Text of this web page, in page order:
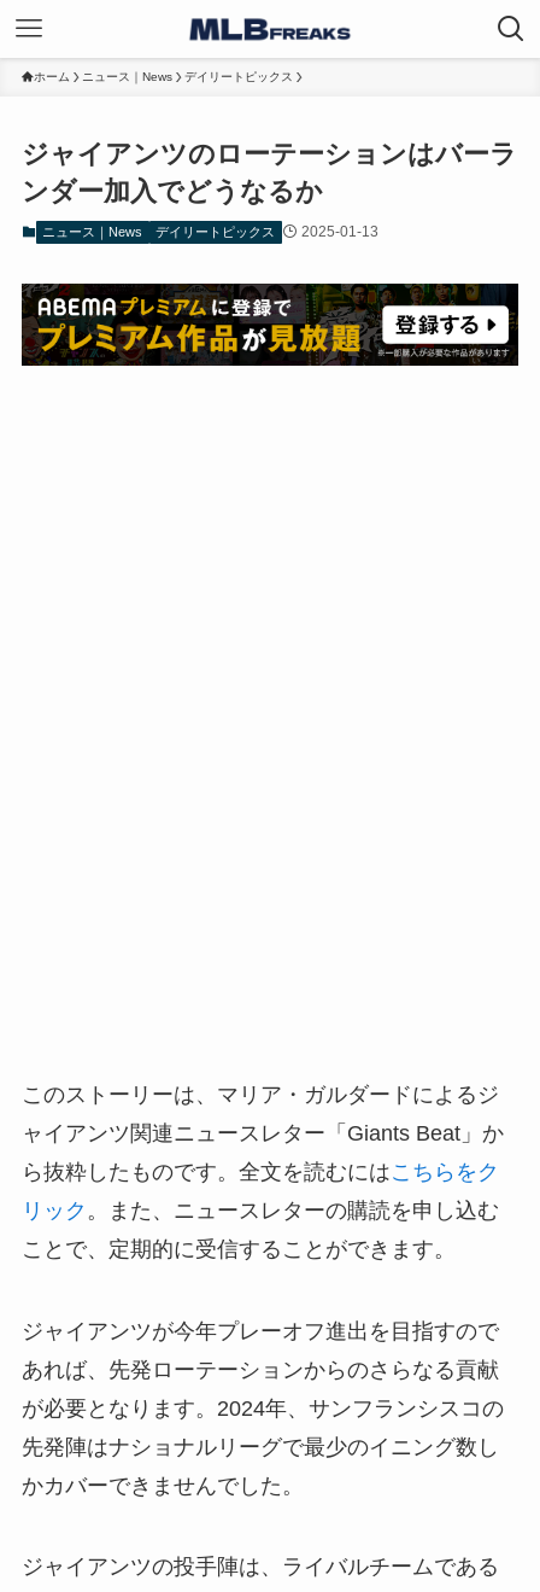
ホーム ニュース｜News デイリートピックス
ジャイアンツのローテーションはバーラ
ンダー加入でどうなるか
ニュース｜News デイリートピックス 2025-01-13
このストーリーは、マリア・ガルダードによるジ
ャイアンツ関連ニュースレター「Giants Beat」か
ら抜粋したものです。全文を読むにはこちらをク
リック 。また、ニュースレターの購読を申し込む
ことで、定期的に受信することができます。
ジャイアンツが今年プレーオフ進出を目指すので
あれば、先発ローテーションからのさらなる貢献
が必要となります。2024年、サンフランシスコの
先発陣はナショナルリーグで最少のイニング数し
かカバーできませんでした。
ジャイアンツの投手陣は、ライバルチームである